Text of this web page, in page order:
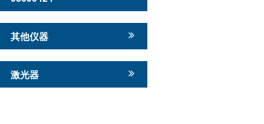
其他仪器
激光器